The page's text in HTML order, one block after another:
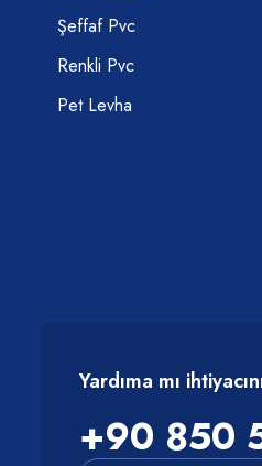
Şeffaf Pvc
Renkli Pvc
Pet Levha
Yardıma mı
+90 850